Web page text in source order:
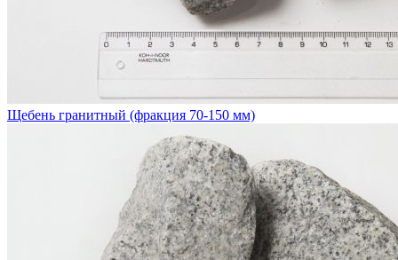
Щебень гранитный (фракция 70-150 мм)